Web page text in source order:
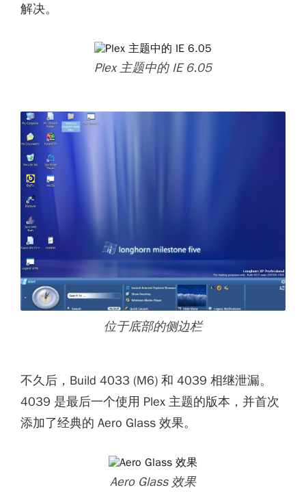
解决。
Plex 主题中的 IE 6.05
位于底部的侧边栏
不久后，Build 4033 (M6) 和 4039 相继泄漏。
4039 是最后一个使用 Plex 主题的版本，并首次
添加了经典的 Aero Glass 效果。
Aero Glass 效果